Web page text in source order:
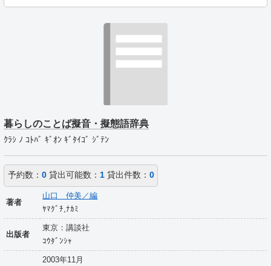
暮らしのことば擬音・擬態語辞典
ｸﾗｼ ﾉ ｺﾄﾊﾞ ｷﾞｵﾝ ｷﾞﾀｲｺﾞ ｼﾞﾃﾝ
予約数： 0貸出可能数： 1貸出件数： 0
著者
山口 仲美／編
ﾔﾏｸﾞﾁ,ﾅｶﾐ
出版者
東京：講談社
ｺｳﾀﾞﾝｼｬ
2003年11月